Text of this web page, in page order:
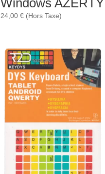
Windows AZERTY
24,00 € (Hors Taxe)